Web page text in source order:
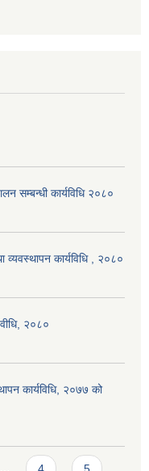
सम्बन्धी कार्यविधि २०८०
व्यवस्थापन कार्यविधि , २०८०
२०८०
कार्यविधि, २०७७ को